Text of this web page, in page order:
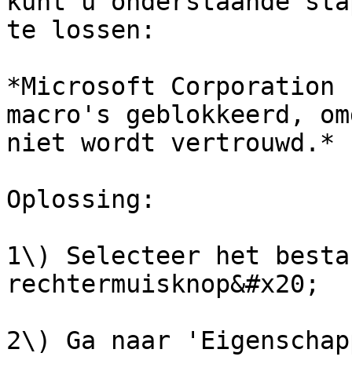
te lossen:
*Microsoft
macro's geblokkeerd,
niet wordt vertrouwd.*
Oplossing:
1\) Selecteer het
rechtermuisknop&#x20;
2\) Ga naar